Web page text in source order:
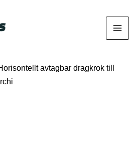
avtagbar dragkrok till